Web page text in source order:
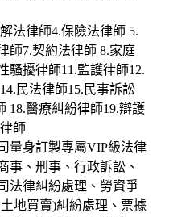
法律師4.保險法律師 5.
師7.契約法律師 8.家庭
騷擾律師11.監護律師12.
民法律師15.民事訴訟
18.醫療糾紛律師19.辯護
師
量身訂製專屬VIP級法律
事、刑事、行政訴訟、
法律糾紛處理、勞資爭
地買賣)糾紛處理、票據